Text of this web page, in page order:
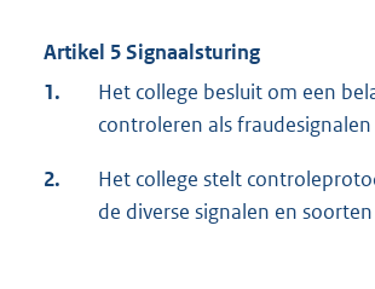
Artikel 5 Signaalsturing
1.
Het college besluit om een
controleren als
2.
Het college stelt
de diverse signalen en